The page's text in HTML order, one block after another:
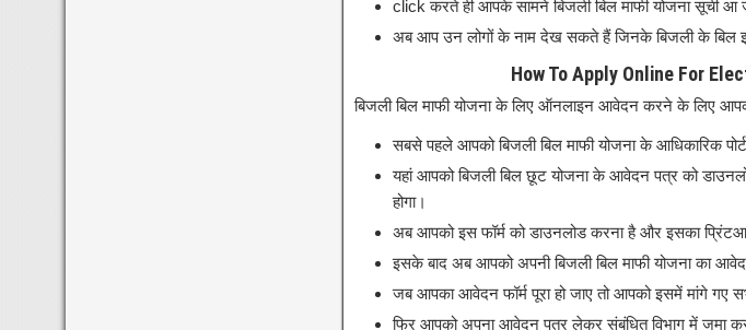
click करते ही आपके सामने बिजली बिल माफी योजना सूची आ
अब आप उन लोगों के नाम देख सकते हैं जिनके बिजली के बिल
How To Apply Online For
बिजली बिल माफी योजना के लिए ऑनलाइन आवेदन करने के लिए
सबसे पहले आपको बिजली बिल माफी योजना के आधिकारिक
यहां आपको बिजली बिल छूट योजना के आवेदन पत्र को
होगा।
अब आपको इस फॉर्म को डाउनलोड करना है और इसका
इसके बाद अब आपको अपनी बिजली बिल माफी योजना का आवेदन
जब आपका आवेदन फॉर्म पूरा हो जाए तो आपको इसमें मांगे गए
फिर आपको अपना आवेदन पत्र लेकर संबंधित विभाग में जमा